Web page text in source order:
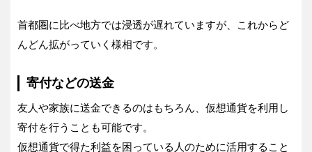
首都圏に比べ地方では浸透が遅れていますが、これからど
んどん拡がっていく様相です。
寄付などの送金
友人や家族に送金できるのはもちろん、仮想通貨を利用し
寄付を行うことも可能です。
仮想通貨で得た利益を困っている人のために活用すること